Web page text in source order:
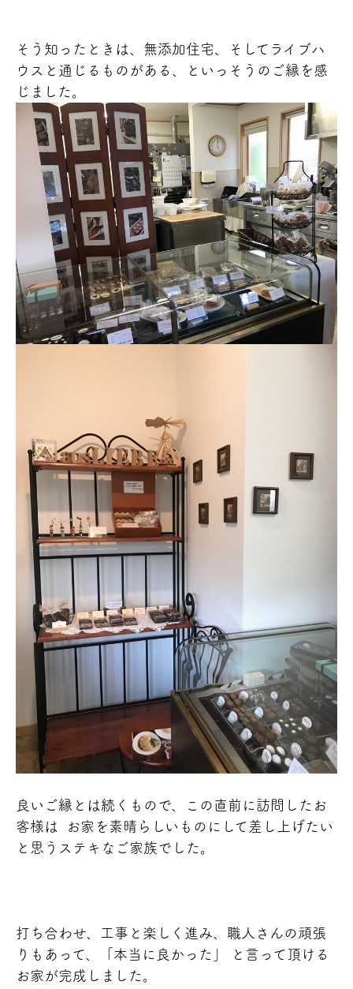
そう知ったときは、無添加住宅、そしてライブハ
ウスと通じるものがある、といっそうのご縁を感
じました。
良いご縁とは続くもので、この直前に訪問したお
客様は お家を素晴らしいものにして差し上げたい
と思うステキなご家族でした。
打ち合わせ、工事と楽しく進み、職人さんの頑張
りもあって、「本当に良かった」 と言って頂ける
お家が完成しました。